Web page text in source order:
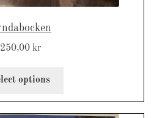
250,00 kr
options